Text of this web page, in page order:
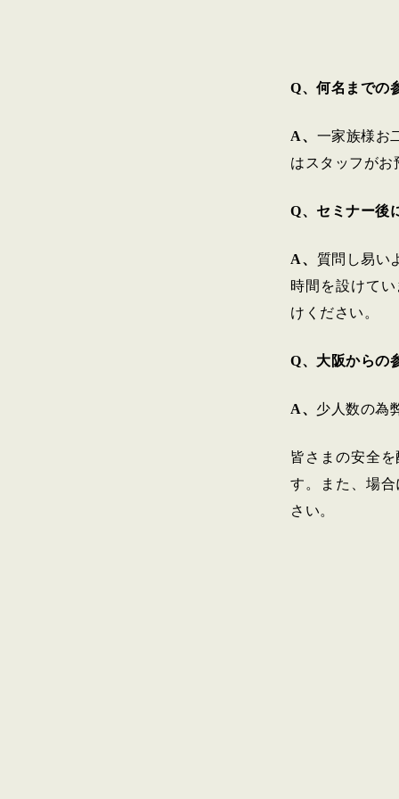
Q、何名までの
A、 一家族様お
はスタッフがお
Q、セミナー後
A、 質問し易い
時間を設けて
けください。
Q、大阪からの
A、 少人数の為
皆さまの安全
す。また、場
さい。